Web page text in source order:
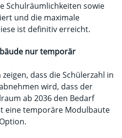
Schulräumlichkeiten sowie
und die maximale
ist definitiv erreicht.
nur temporär
dass die Schülerzahl in
wird, dass der
ab 2036 den Bedarf
eine temporäre Modulbaute